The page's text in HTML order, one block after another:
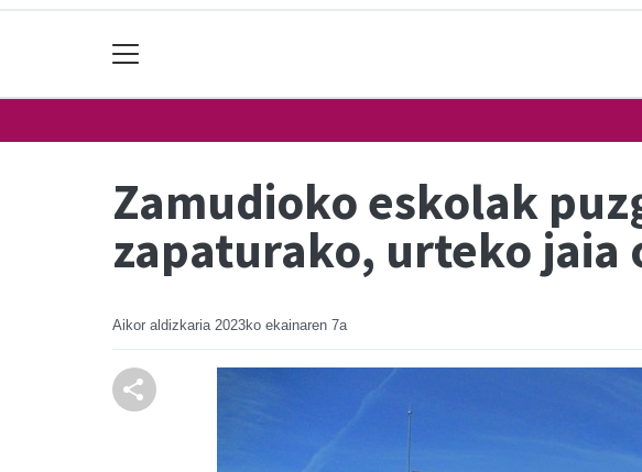
Zamudioko eskolak
zapaturako, urteko jaia
Aikor aldizkaria 2023ko ekainaren 7a